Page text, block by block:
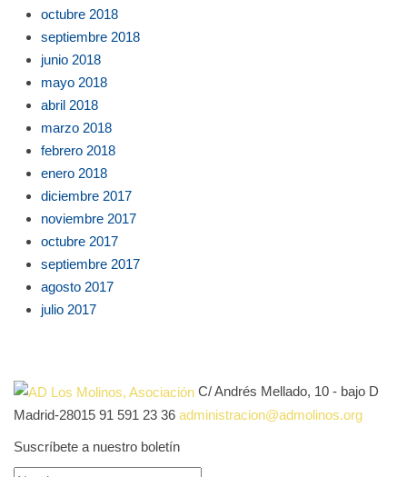
octubre 2018
septiembre 2018
junio 2018
mayo 2018
abril 2018
marzo 2018
febrero 2018
enero 2018
diciembre 2017
noviembre 2017
octubre 2017
septiembre 2017
agosto 2017
julio 2017
C/ Andrés Mellado, 10 - bajo D
Madrid-28015 91 591 23 36 administracion@admolinos.org
Suscríbete a nuestro boletín